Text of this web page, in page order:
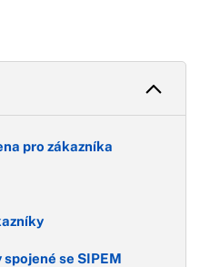
pro zákazníka
se SIPEM